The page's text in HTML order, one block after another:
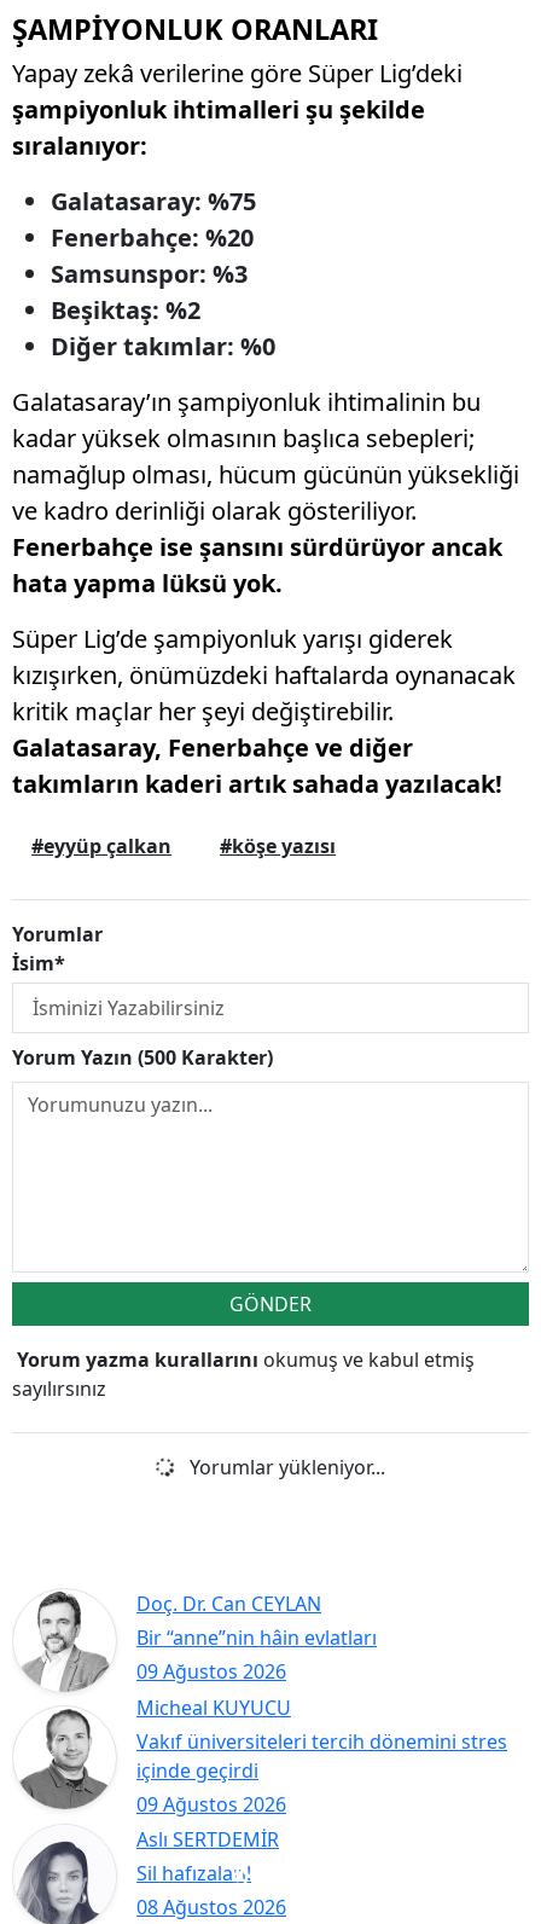
ŞAMPİYONLUK ORANLARI
Yapay zekâ verilerine göre Süper Lig’deki
şampiyonluk ihtimalleri şu şekilde
sıralanıyor:
Galatasaray: %75
Fenerbahçe: %20
Samsunspor: %3
Beşiktaş: %2
Diğer takımlar: %0
Galatasaray’ın şampiyonluk ihtimalinin bu
kadar yüksek olmasının başlıca sebepleri;
namağlup olması, hücum gücünün yüksekliği
ve kadro derinliği olarak gösteriliyor.
Fenerbahçe ise şansını sürdürüyor ancak
hata yapma lüksü yok.
Süper Lig’de şampiyonluk yarışı giderek
kızışırken, önümüzdeki haftalarda oynanacak
kritik maçlar her şeyi değiştirebilir.
Galatasaray, Fenerbahçe ve diğer
takımların kaderi artık sahada yazılacak!
#eyyüp çalkan #köşe yazısı
Yorumlar
İsim*
Yorum Yazın (500 Karakter)
GÖNDER
Yorum yazma kurallarını okumuş ve kabul etmiş
sayılırsınız
Yorumlar yükleniyor...
Doç. Dr. Can CEYLAN
09 Ağustos 2026
Bir “anne”nin hâin evlatları
Micheal KUYUCU
09 Ağustos 2026
Vakıf üniversiteleri tercih dönemini stres
içinde geçirdi
Aslı SERTDEMİR
08 Ağustos 2026
Sil hafızaları!